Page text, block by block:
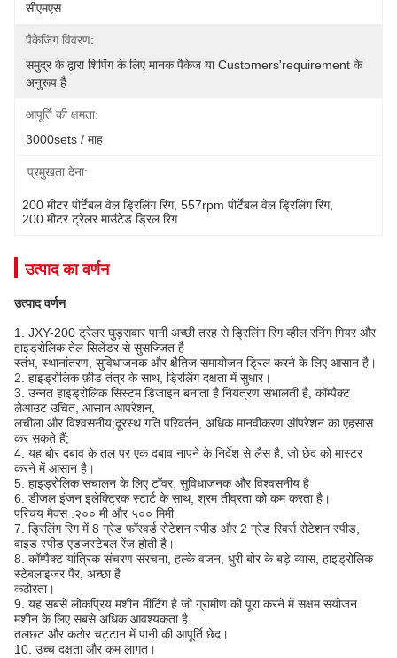
सीएमएस
पैकेजिंग विवरण:
समुद्र के द्वारा शिपिंग के लिए मानक पैकेज या Customers'requirement के
अनुरूप है
आपूर्ति की क्षमता:
3000sets / माह
प्रमुखता देना:
200 मीटर पोर्टेबल वेल ड्रिलिंग रिग, 557rpm पोर्टेबल वेल ड्रिलिंग रिग,
200 मीटर ट्रेलर माउंटेड ड्रिल रिग
उत्पाद का वर्णन
उत्पाद वर्णन
1. JXY-200 ट्रेलर घुड़सवार पानी अच्छी तरह से ड्रिलिंग रिग व्हील रनिंग गियर और
हाइड्रोलिक तेल सिलेंडर से सुसज्जित है
स्तंभ, स्थानांतरण, सुविधाजनक और क्षैतिज समायोजन ड्रिल करने के लिए आसान है।
2. हाइड्रोलिक फ़ीड तंत्र के साथ, ड्रिलिंग दक्षता में सुधार।
3. उन्नत हाइड्रोलिक सिस्टम डिजाइन बनाता है नियंत्रण संभालती है, कॉम्पैक्ट
लेआउट उचित, आसान आपरेशन,
लचीला और विश्वसनीय;दूरस्थ गति परिवर्तन, अधिक मानवीकरण ऑपरेशन का एहसास
कर सकते हैं;
4. यह बोर दबाव के तल पर एक दबाव नापने के निर्देश से लैस है, जो छेद को मास्टर
करने में आसान है।
5. हाइड्रोलिक संचालन के लिए टॉवर, सुविधाजनक और विश्वसनीय है
6. डीजल इंजन इलेक्ट्रिक स्टार्ट के साथ, श्रम तीव्रता को कम करता है।
परिचय मैक्स .२०० मी और ५०० मिमी
7. ड्रिलिंग रिग में 8 ग्रेड फॉरवर्ड रोटेशन स्पीड और 2 ग्रेड रिवर्स रोटेशन स्पीड,
वाइड स्पीड एडजस्टेबल रेंज होती है।
8. कॉम्पैक्ट यांत्रिक संचरण संरचना, हल्के वजन, धुरी बोर के बड़े व्यास, हाइड्रोलिक
स्टेबलाइजर पैर, अच्छा है
कठोरता।
9. यह सबसे लोकप्रिय मशीन मीटिंग है जो ग्रामीण को पूरा करने में सक्षम संयोजन
मशीन के लिए सबसे अधिक आवश्यकता है
तलछट और कठोर चट्टान में पानी की आपूर्ति छेद।
10. उच्च दक्षता और कम लागत।